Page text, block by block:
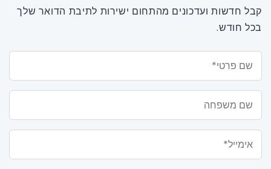
קבל חדשות ועדכונים מהתחום ישירות לתיבת הדואר שלך
בכל חודש.